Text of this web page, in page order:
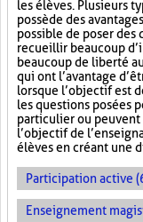
les élèves. Plusieurs
possède des
possible de poser
recueillir beaucoup
beaucoup de liberté
qui ont l’avantage
lorsque l’objectif est
les questions posées
particulier ou peuvent
l’objectif de
élèves en créant une
Participation active
Enseignement